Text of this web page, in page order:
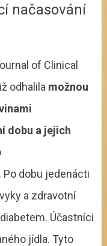
načasování
of Clinical
odhalila možnou
dobu a jejich
Po dobu jedenácti
a zdravotní
Účastníci
jídla. Tyto